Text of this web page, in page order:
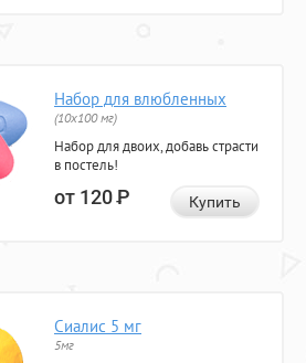
Набор для влюбленных
(10х100 мг)
Набор для двоих, добавь страсти
в постель!
от 120Р Купить
Сиалис 5 мг
5мг